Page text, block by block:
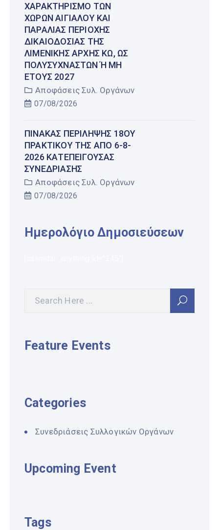
ΧΑΡΑΚΤΗΡΙΣΜΌ ΤΩΝ
ΧΏΡΩΝ ΑΙΓΙΑΛΟΎ ΚΑΙ
ΠΑΡΑΛΊΑΣ ΠΕΡΙΟΧΉΣ
ΔΙΚΑΙΟΔΟΣΊΑΣ ΤΗΣ
ΛΙΜΕΝΙΚΉΣ ΑΡΧΉΣ ΚΩ, ΩΣ
ΠΟΛΥΣΎΧΝΑΣΤΩΝ Ή ΜΗ Έ
ΤΟΥΣ 2027
Αποφάσεις Συλ. Οργάνων
07/08/2026
ΠΊΝΑΚΑΣ ΠΕΡΊΛΗΨΗΣ 18ΟΥ
ΠΡΑΚΤΙΚΟΎ ΤΗΣ ΑΠΌ 6-8-
2026 ΚΑΤΕΠΕΊΓΟΥΣΑΣ
ΣΥΝΕΔΡΊΑΣΗΣ
Αποφάσεις Συλ. Οργάνων
07/08/2026
Ημερολόγιο Δημοσιεύσεων
Feature Events
Categories
Συνεδριάσεις Συλλογικών Οργάνων
Upcoming Event
Tags